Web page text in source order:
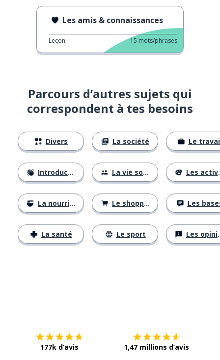
Les amis & connaissances
Leçon 15 mots/phrases
Parcours d’autres sujets qui
correspondent à tes besoins
Divers
Introductions
La nourriture
La santé
La société
La vie sociale
Le shopping
Le sport
Le
Les activités
Les
Les opinions
177k d’avis 1,47 millions d’avis